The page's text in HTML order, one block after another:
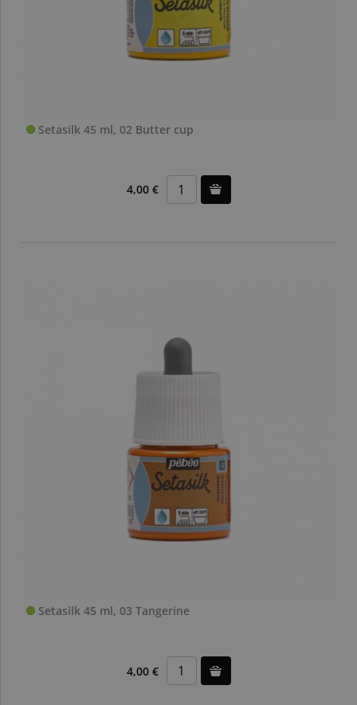
Setasilk 45 ml, 02 Butter cup
4,00 €
Setasilk 45 ml, 03 Tangerine
4,00 €